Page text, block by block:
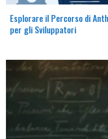
Esplorare il Percorso di
per gli Sviluppatori